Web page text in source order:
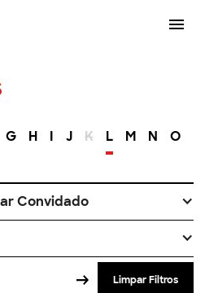
G H I J K L M N O
Convidado
Limpar Filtros